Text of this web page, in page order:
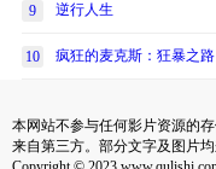
9 逆行人生
10 疯狂的麦克斯：狂暴之路
本网站不参与任何影片资源的
来自第三方。部分文字及图片